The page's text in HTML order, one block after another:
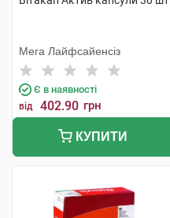
Мега Лайфсайенсіз
Є в наявності
від 402.90 грн
КУПИТИ